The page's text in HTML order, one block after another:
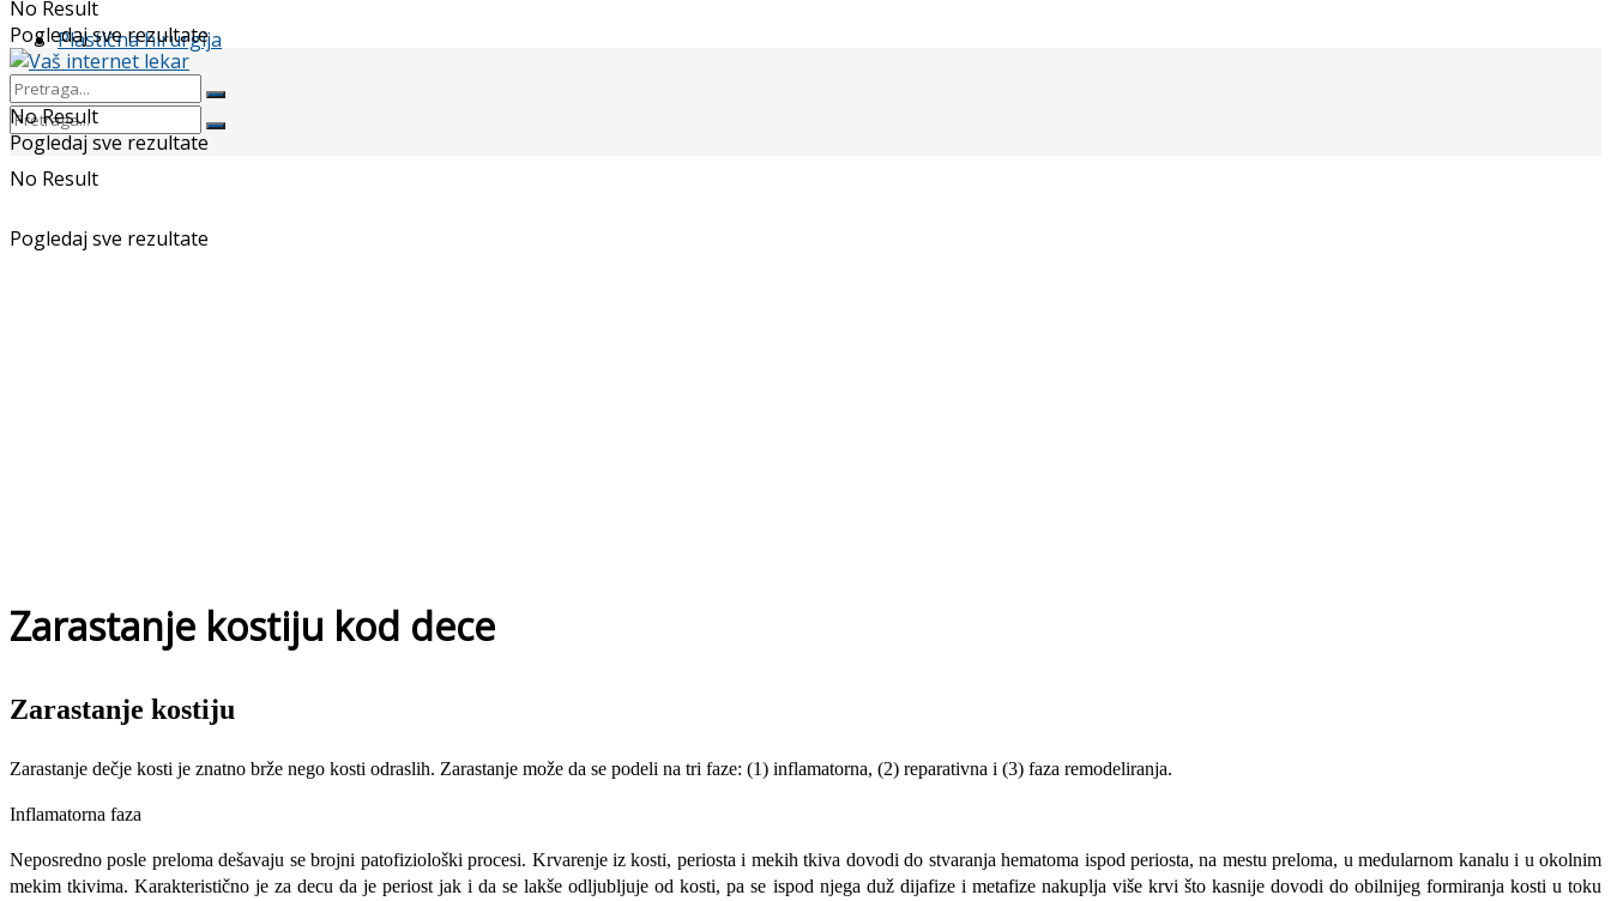
Plastična hirurgija
No Result
Pogledaj sve rezultate
No Result
Pogledaj sve rezultate
No Result
Pogledaj sve rezultate
Zarastanje kostiju kod dece
Zarastanje kostiju
Zarastanje dečje kosti je znatno brže nego kosti odraslih. Zarastanje može da se podeli na tri faze: (1) inflamatorna, (2) reparativna i (3) faza remodeliranja.
Inflamatorna faza
Neposredno posle preloma dešavaju se brojni patofiziološki procesi. Krvarenje iz kosti, periosta i mekih tkiva dovodi do stvaranja hematoma ispod periosta, na mestu preloma, u medularnom kanalu i u okolnim
mekim tkivima. Karakteristično je za decu da je periost jak i da se lakše odljubljuje od kosti, pa se ispod njega duž dijafize i metafize nakuplja više krvi što kasnije dovodi do obilnijeg formiranja kosti u toku